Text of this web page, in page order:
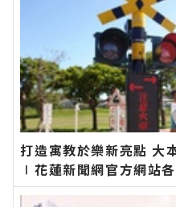
打造寓教於樂新亮點 大
∣花蓮新聞網官方網站
聞報導 最新的在地資訊